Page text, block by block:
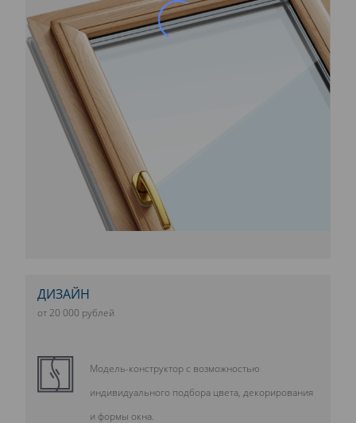
ДИЗАЙН
от 20 000 рублей
Модель-конструктор с возможностью
индивидуального подбора цвета, декорирования
и формы окна.